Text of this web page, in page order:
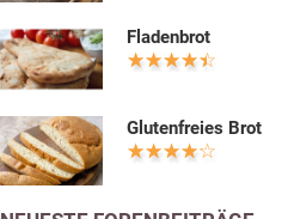
Fladenbrot
Glutenfreies Brot